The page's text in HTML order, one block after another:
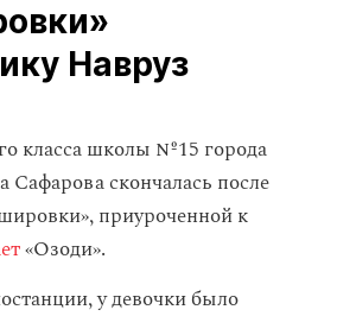
Навруз
класса школы №15 города
Сафарова скончалась после
приуроченной к
«Озоди».
у девочки было